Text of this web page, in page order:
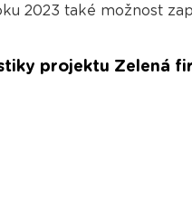
2023 také možnost
projektu Zelená